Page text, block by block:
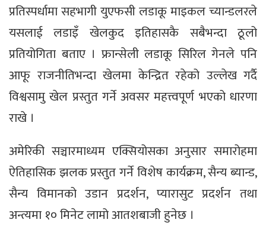
प्रतिस्पर्धामा सहभागी युएफसी लडाकू माइकल च्यान्डलरले
यसलाई लडाइँ खेलकुद इतिहासकै सबैभन्दा ठूलो
प्रतियोगिता बताए । फ्रान्सेली लडाकू सिरिल गेनले पनि
आफू राजनीतिभन्दा खेलमा केन्द्रित रहेको उल्लेख गर्दै
विश्वसामु खेल प्रस्तुत गर्ने अवसर महत्त्वपूर्ण भएको धारणा
राखे ।
अमेरिकी सञ्चारमाध्यम एक्सियोसका अनुसार समारोहमा
ऐतिहासिक झलक प्रस्तुत गर्ने विशेष कार्यक्रम, सैन्य ब्यान्ड,
सैन्य विमानको उडान प्रदर्शन, प्यारासुट प्रदर्शन तथा
अन्त्यमा १० मिनेट लामो आतशबाजी हुनेछ ।